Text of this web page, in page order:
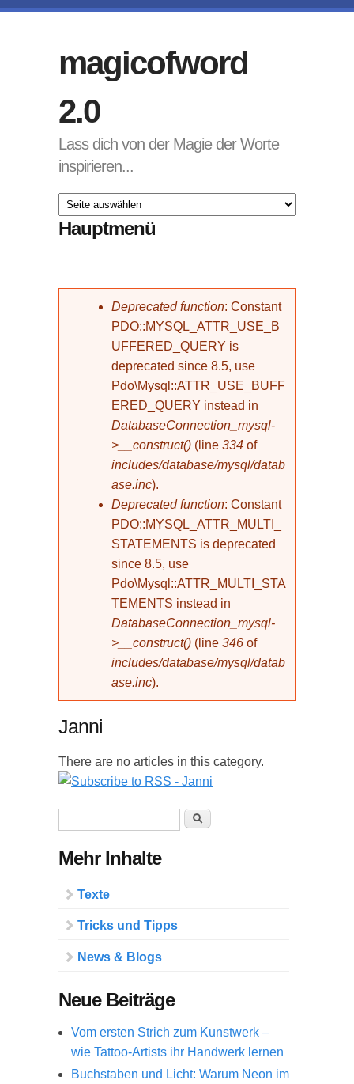
magicofword
2.0
Lass dich von der Magie der Worte
inspirieren...
Hauptmenü
Fehlermeldung
Deprecated function: Constant
PDO::MYSQL_ATTR_USE_B
UFFERED_QUERY is
deprecated since 8.5, use
Pdo\Mysql::ATTR_USE_BUFF
ERED_QUERY instead in
DatabaseConnection_mysql-
>__construct() (line 334 of
includes/database/mysql/datab
ase.inc).
Deprecated function: Constant
PDO::MYSQL_ATTR_MULTI_
STATEMENTS is deprecated
since 8.5, use
Pdo\Mysql::ATTR_MULTI_STA
TEMENTS instead in
DatabaseConnection_mysql-
>__construct() (line 346 of
includes/database/mysql/datab
ase.inc).
Janni
There are no articles in this category.
Suche
Mehr Inhalte
Texte
Tricks und Tipps
News & Blogs
Neue Beiträge
Vom ersten Strich zum Kunstwerk –
wie Tattoo-Artists ihr Handwerk lernen
Buchstaben und Licht: Warum Neon im